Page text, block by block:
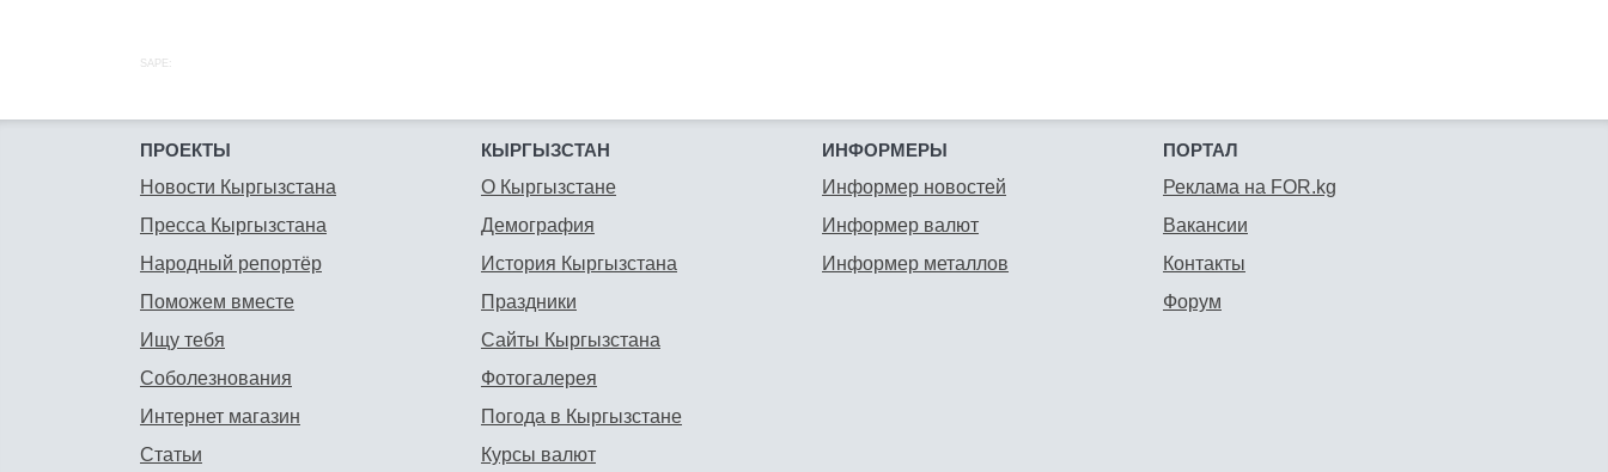
SAPE:
ПРОЕКТЫ
Новости Кыргызстана
Пресса Кыргызстана
Народный репортёр
Поможем вместе
Ищу тебя
Соболезнования
Интернет магазин
Статьи
КЫРГЫЗСТАН
О Кыргызстане
Демография
История Кыргызстана
Праздники
Сайты Кыргызстана
Фотогалерея
Погода в Кыргызстане
Курсы валют
ИНФОРМЕРЫ
Информер новостей
Информер валют
Информер металлов
ПОРТАЛ
Реклама на FOR.kg
Вакансии
Контакты
Форум